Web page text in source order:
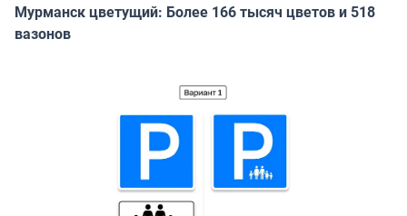
Мурманск цветущий: Более 166 тысяч цветов и 518
вазонов